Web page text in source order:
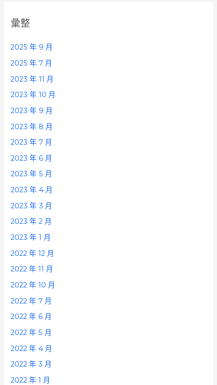
彙整
2025 年 9 月
2025 年 7 月
2023 年 11 月
2023 年 10 月
2023 年 9 月
2023 年 8 月
2023 年 7 月
2023 年 6 月
2023 年 5 月
2023 年 4 月
2023 年 3 月
2023 年 2 月
2023 年 1 月
2022 年 12 月
2022 年 11 月
2022 年 10 月
2022 年 7 月
2022 年 6 月
2022 年 5 月
2022 年 4 月
2022 年 3 月
2022 年 1 月